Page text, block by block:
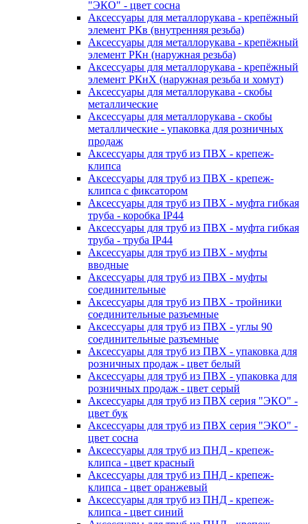
"ЭКО" - цвет сосна
Аксессуары для металлорукава - крепёжный
элемент РКв (внутренняя резьба)
Аксессуары для металлорукава - крепёжный
элемент РКн (наружная резьба)
Аксессуары для металлорукава - крепёжный
элемент РКнХ (наружная резьба и хомут)
Аксессуары для металлорукава - скобы
металлические
Аксессуары для металлорукава - скобы
металлические - упаковка для розничных
продаж
Аксессуары для труб из ПВХ - крепеж-
клипса
Аксессуары для труб из ПВХ - крепеж-
клипса с фиксатором
Аксессуары для труб из ПВХ - муфта гибкая
труба - коробка IP44
Аксессуары для труб из ПВХ - муфта гибкая
труба - труба IP44
Аксессуары для труб из ПВХ - муфты
вводные
Аксессуары для труб из ПВХ - муфты
соединительные
Аксессуары для труб из ПВХ - тройники
соединительные разъемные
Аксессуары для труб из ПВХ - углы 90
соединительные разъемные
Аксессуары для труб из ПВХ - упаковка для
розничных продаж - цвет белый
Аксессуары для труб из ПВХ - упаковка для
розничных продаж - цвет серый
Аксессуары для труб из ПВХ серия "ЭКО" -
цвет бук
Аксессуары для труб из ПВХ серия "ЭКО" -
цвет сосна
Аксессуары для труб из ПНД - крепеж-
клипса - цвет красный
Аксессуары для труб из ПНД - крепеж-
клипса - цвет оранжевый
Аксессуары для труб из ПНД - крепеж-
клипса - цвет синий